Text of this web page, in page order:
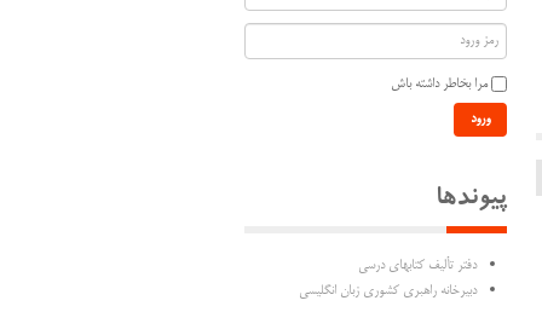
مرا بخاطر داشته باش
ورود
پیوندها
دفتر تألیف كتابهاي درسي
دبیرخانه راهبری کشوری زبان انگلیسی